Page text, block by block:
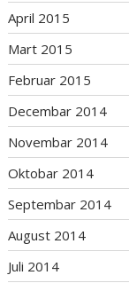
April 2015
Mart 2015
Februar 2015
Decembar 2014
Novembar 2014
Oktobar 2014
Septembar 2014
August 2014
Juli 2014